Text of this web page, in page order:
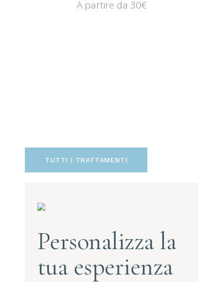
A partire da 30€
TUTTI I TRATTAMENTI
Personalizza la
tua esperienza